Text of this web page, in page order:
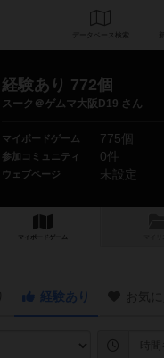
データベース
経験あり 772個
スーク＠ゲムマ大阪D19 さん
マイボードゲーム 775個
参加コミュニティ 0件
ウェブページ 未設定
マイボードゲーム
経験あり